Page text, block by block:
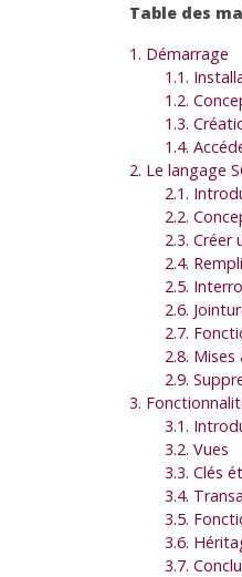
Table des
1. Démarrage
1.1.
1.2.
1.3.
1.4.
2. Le langage
2.1.
2.2.
2.3. Créer
2.4.
2.5.
2.6.
2.7.
2.8. Mises
2.9.
3.
3.1.
3.2. Vues
3.3. Clés
3.4.
3.5.
3.6.
3.7.